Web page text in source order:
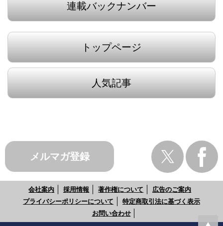
連載バックナンバー
トップページ
人気記事
メルマガ登録
会社案内 採用情報 著作権について
広告のご案内
プライバシーポリシーについて
特定商取引法に基づく表示
お問い合わせ